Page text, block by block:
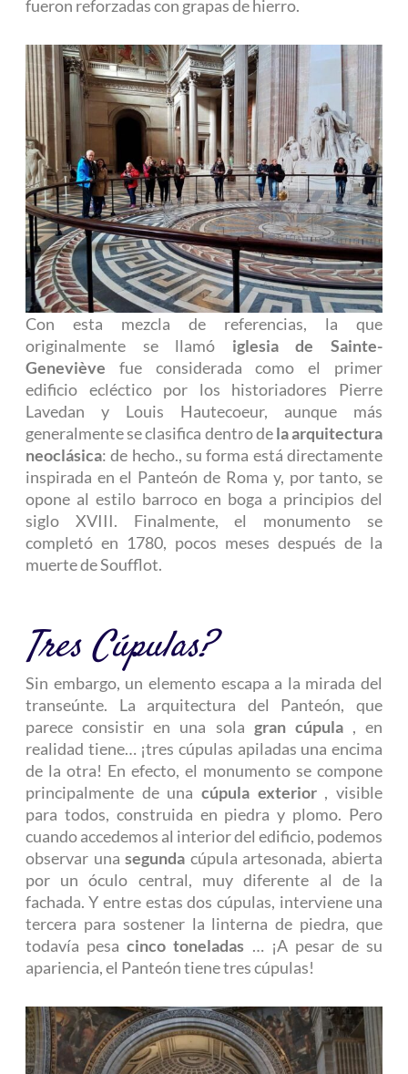
fueron reforzadas con grapas de hierro.
Con esta mezcla de referencias, la que
originalmente se llamó iglesia de Sainte-
Geneviève fue considerada como el primer
edificio ecléctico por los historiadores Pierre
Lavedan y Louis Hautecoeur, aunque más
generalmente se clasifica dentro dela arquitectura
neoclásica: de hecho., su forma está directamente
inspirada en el Panteón de Roma y, por tanto, se
opone al estilo barroco en boga a principios del
siglo XVIII. Finalmente, el monumento se
completó en 1780, pocos meses después de la
muerte de Soufflot.
Tres Cúpulas?
Sin embargo, un elemento escapa a la mirada del
transeúnte. La arquitectura del Panteón, que
parece consistir en una sola gran cúpula, en
realidad tiene… ¡tres cúpulas apiladas una encima
de la otra! En efecto, el monumento se compone
principalmente de una cúpula exterior, visible
para todos, construida en piedra y plomo. Pero
cuando accedemos al interior del edificio, podemos
observar unasegunda cúpula artesonada, abierta
por un óculo central, muy diferente al de la
fachada. Y entre estas dos cúpulas, interviene una
tercera para sostener la linterna de piedra, que
todavía pesacinco toneladas … ¡A pesar de su
apariencia, el Panteón tiene tres cúpulas!